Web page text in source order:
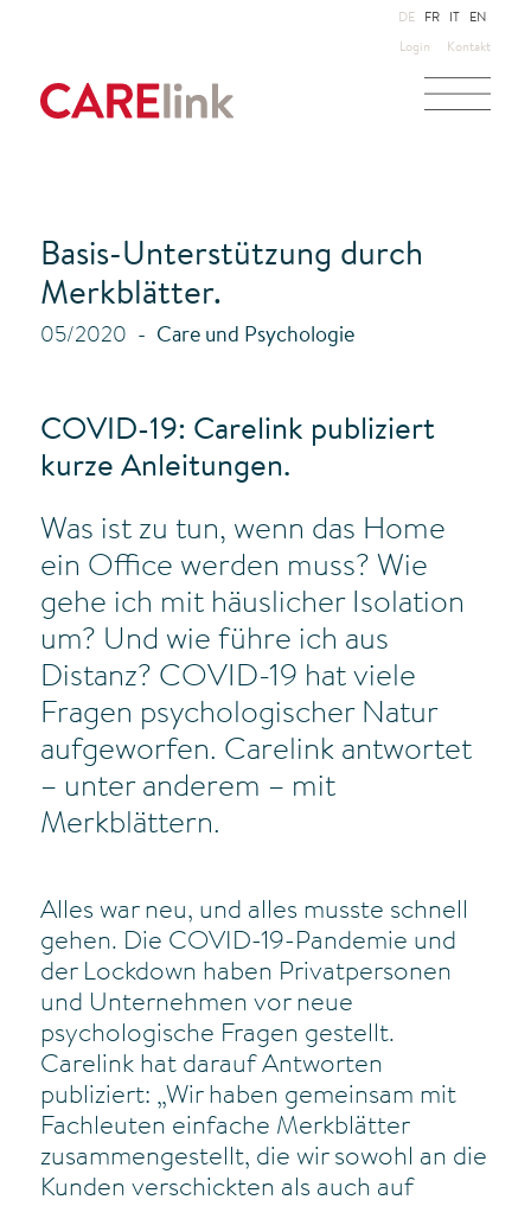
Login Kontakt
DE FR EN
Basis-Unterstützung durch
Merkblätter.
05/2020 Care und Psychologie
COVID-19: Carelink publiziert
kurze Anleitungen.
Was ist zu tun, wenn das Home
ein Office werden muss? Wie
gehe ich mit häuslicher Isolation
um? Und wie führe ich aus
Distanz? COVID-19 hat viele
Fragen psychologischer Natur
aufgeworfen. Carelink antwortet
– unter anderem – mit
Merkblättern.
Alles war neu, und alles musste schnell
gehen. Die COVID-19-Pandemie und
der Lockdown haben Privatpersonen
und Unternehmen vor neue
psychologische Fragen gestellt.
Carelink hat darauf Antworten
publiziert: „Wir haben gemeinsam mit
Fachleuten einfache Merkblätter
zusammengestellt, die wir sowohl an die
Kunden verschickten als auch auf